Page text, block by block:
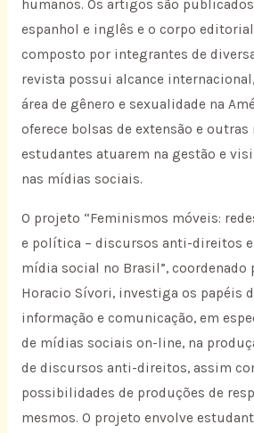
humanos. Os artigos são
espanhol e inglês e o corpo
composto por integrantes de
revista possui alcance
área de gênero e sexualidade na
oferece bolsas de extensão e outras
estudantes atuarem na gestão e
nas mídias sociais.
O projeto “Feminismos móveis:
e política – discursos anti-direitos
mídia social no Brasil”, coordenado
Horacio Sívori, investiga os papéis
informação e comunicação, em
de mídias sociais on-line, na
de discursos anti-direitos, assim
possibilidades de produções de
mesmos. O projeto envolve